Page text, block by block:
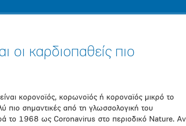
οι καρδιοπαθείς πιο
κορονοϊός, κορωνοϊός ή κοροναϊός μικρό το
πιο σημαντικές από τη γλωσσολογική του
το 1968 ως Coronavirus στο περιοδικό Nature. Αν